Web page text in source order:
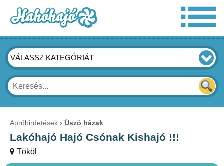
VÁLASSZ KATEGÓRIÁT
Apróhirdetések Úszó házak
Lakóhajó Hajó Csónak Kishajó !!!
Tököl